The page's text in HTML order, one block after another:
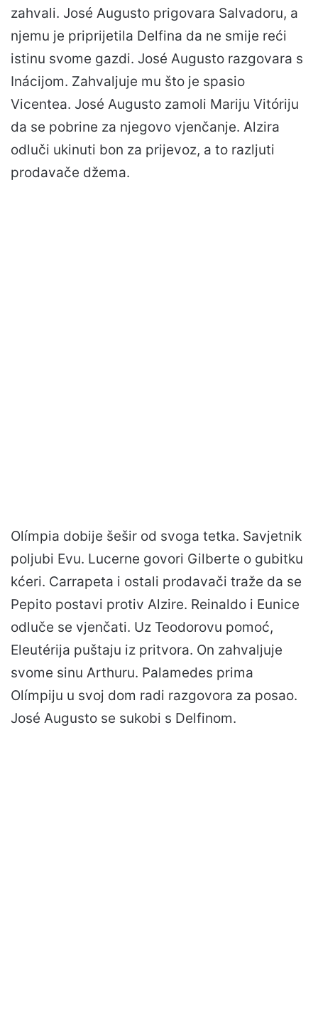
zahvali. José Augusto prigovara Salvadoru, a
njemu je priprijetila Delfina da ne smije reći
istinu svome gazdi. José Augusto razgovara s
Inácijom. Zahvaljuje mu što je spasio
Vicentea. José Augusto zamoli Mariju Vitóriju
da se pobrine za njegovo vjenčanje. Alzira
odluči ukinuti bon za prijevoz, a to razljuti
prodavače džema.
Olímpia dobije šešir od svoga tetka. Savjetnik
poljubi Evu. Lucerne govori Gilberte o gubitku
kćeri. Carrapeta i ostali prodavači traže da se
Pepito postavi protiv Alzire. Reinaldo i Eunice
odluče se vjenčati. Uz Teodorovu pomoć,
Eleutérija puštaju iz pritvora. On zahvaljuje
svome sinu Arthuru. Palamedes prima
Olímpiju u svoj dom radi razgovora za posao.
José Augusto se sukobi s Delfinom.